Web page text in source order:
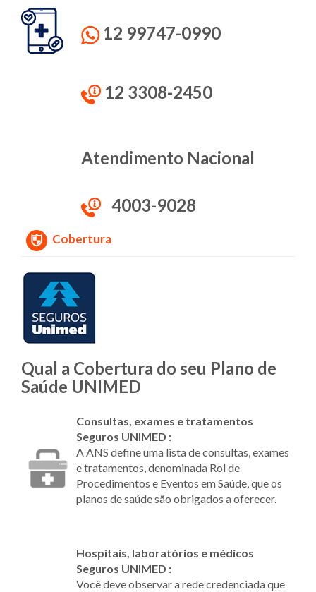
12 99747-0990
12 3308-2450
Atendimento Nacional
4003-9028
Cobertura
Qual a Cobertura do seu Plano de
Saúde UNIMED
Consultas, exames e tratamentos
Seguros UNIMED :
A ANS define uma lista de consultas, exames
e tratamentos, denominada Rol de
Procedimentos e Eventos em Saúde, que os
planos de saúde são obrigados a oferecer.
Hospitais, laboratórios e médicos
Seguros UNIMED :
Você deve observar a rede credenciada que